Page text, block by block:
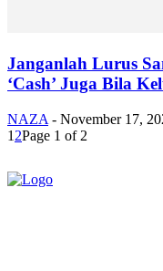
Janganlah Lurus
‘Cash’ Juga Bila
NAZA - November 17,
1 2Page 1 of 2